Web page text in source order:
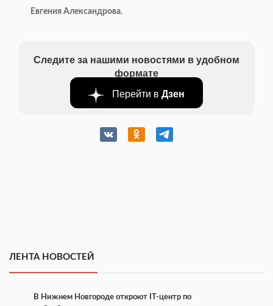
Евгения Александрова.
Следите за нашими новостями в удобном
формате
Перейти в Дзен
ЛЕНТА НОВОСТЕЙ
В Нижнем Новгороде откроют IT-центр по